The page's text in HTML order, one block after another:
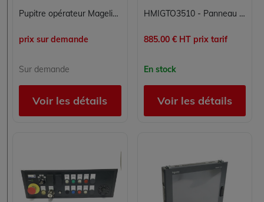
Pupitre opérateur Magelis XBT M801010PA - Schneider Electric
prix sur demande
Sur demande
Voir les détails
HMIGTO3510 - Panneau tactile avancé Schneider Electric Harmony GTO 7 pouces
885.00 € HT prix tarif
En stock
Voir les détails